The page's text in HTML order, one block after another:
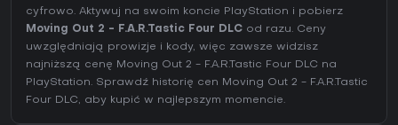
cyfrowo. Aktywuj na swoim koncie PlayStation i pobierz
Moving Out 2 - F.A.R.Tastic Four DLC od razu. Ceny
uwzględniają prowizje i kody, więc zawsze widzisz
najniższą cenę Moving Out 2 - F.A.R.Tastic Four DLC na
PlayStation. Sprawdź historię cen Moving Out 2 - F.A.R.Tastic
Four DLC, aby kupić w najlepszym momencie.